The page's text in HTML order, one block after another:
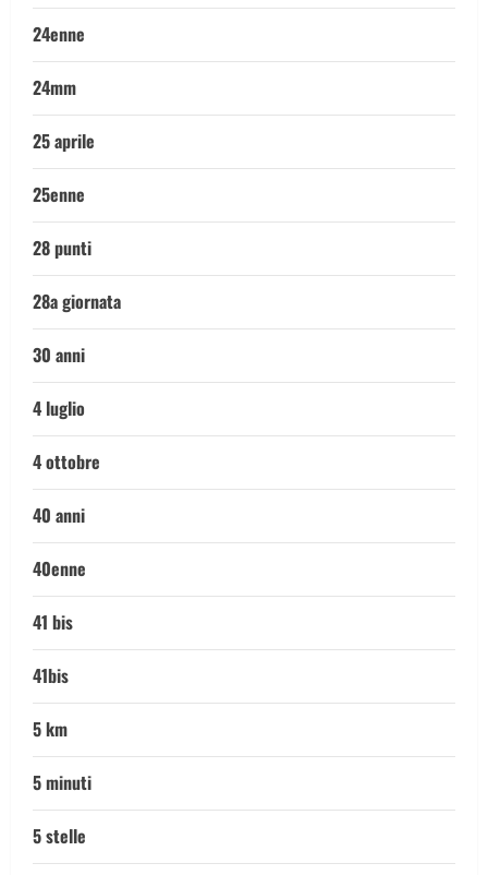
24enne
24mm
25 aprile
25enne
28 punti
28a giornata
30 anni
4 luglio
4 ottobre
40 anni
40enne
41 bis
41bis
5 km
5 minuti
5 stelle